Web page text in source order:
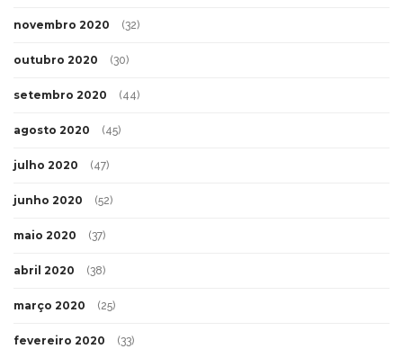
novembro 2020 (32)
outubro 2020 (30)
setembro 2020 (44)
agosto 2020 (45)
julho 2020 (47)
junho 2020 (52)
maio 2020 (37)
abril 2020 (38)
março 2020 (25)
fevereiro 2020 (33)